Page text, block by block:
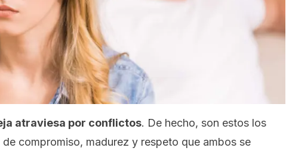
atraviesa por conflictos. De hecho, son estos los
compromiso, madurez y respeto que ambos se